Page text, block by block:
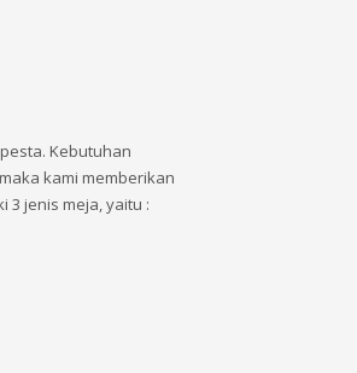
Kebutuhan
kami memberikan
3 jenis meja, yaitu :